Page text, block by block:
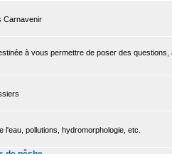
Carnavenir
à vous permettre de poser des
l'eau, pollutions, hydromorphologie, etc.